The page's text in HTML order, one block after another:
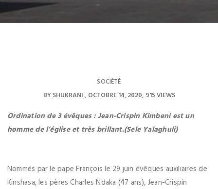
SOCIÉTÉ
BYSHUKRANI OCTOBRE 14, 2020 915 VIEWS
Ordination de 3 évêques : Jean-Crispin Kimbeni est un
homme de l’église et très brillant.(Sele Yalaghuli)
Nommés par le pape François le 29 juin évêques auxiliaires de
Kinshasa, les pères Charles Ndaka (47 ans), Jean-Crispin